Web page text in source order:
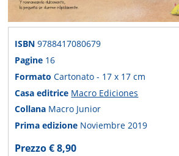
ISBN9788417080679
Pagine 16
FormatoCartonato - 17 x 17 cm
Casa editrice Macro Ediciones
Collana Macro Junior
Prima edizione Noviembre 2019
Prezzo € 8,90